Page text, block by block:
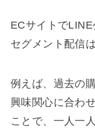
ECサイトでLINE
セグメント配信
例えば、過去の
興味関心に合わ
ことで、一人一